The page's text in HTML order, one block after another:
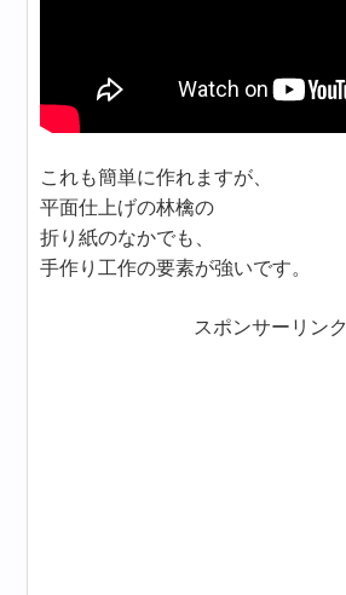
これも簡単に作れますが、
平面仕上げの林檎の
折り紙のなかでも、
手作り工作の要素が強いです。
スポンサーリンク